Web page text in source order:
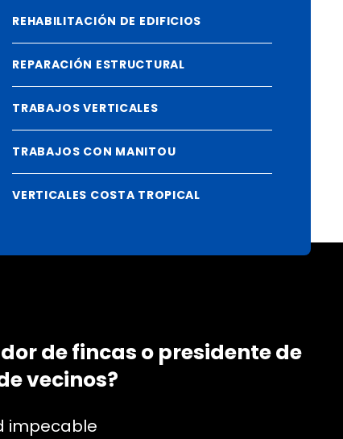
REHABILITACIÓN DE EDIFICIOS
REPARACIÓN ESTRUCTURAL
TRABAJOS VERTICALES
TRABAJOS CON MANITOU
VERTICALES COSTA TROPICAL
de fincas o presidente de
vecinos?
impecable